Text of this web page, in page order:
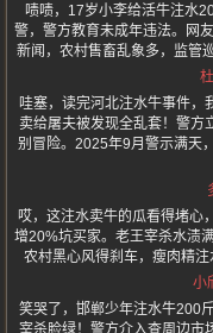
啧啧，17岁小李给活牛注水
警，警方教育未成年违法。网
新闻，农村售畜乱象多，监管
哇塞，读完河北注水牛事件，
卖给屠夫被发现全乱套！警方
别冒险。2025年9月警示满天
哎，这注水卖牛的瓜看得堵心
增20%坑买家。老王宰杀水渍
农村黑心风得刹车，瘦肉精注
小
笑哭了，邯郸少年注水牛200
宰杀脸绿！警方介入查周边市